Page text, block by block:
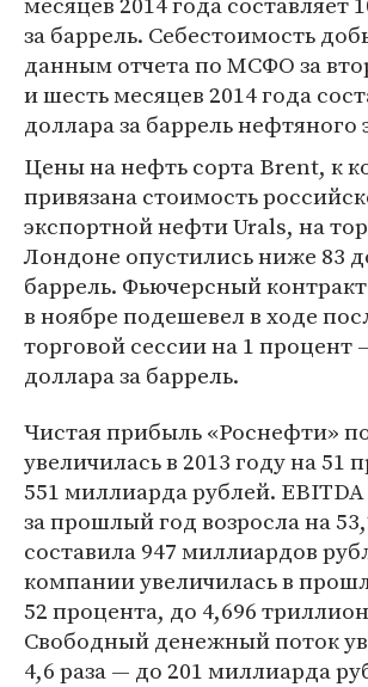
за баррель. Себестоимость
данным отчета по МСФО за
и шесть месяцев 2014 года
доллара за баррель нефтяного
Цены на нефть сорта Brent, к
привязана стоимость
экспортной нефти Urals, на
Лондоне опустились ниже 83
баррель. Фьючерсный
в ноябре подешевел в ходе
торговой сессии на 1 процент
доллара за баррель.
Чистая прибыль «Роснефти»
увеличилась в 2013 году на 51
551 миллиарда рублей.
за прошлый год возросла на
составила 947 миллиардов
компании увеличилась в
52 процента, до 4,696
Свободный денежный поток
4,6 раза — до 201 миллиарда